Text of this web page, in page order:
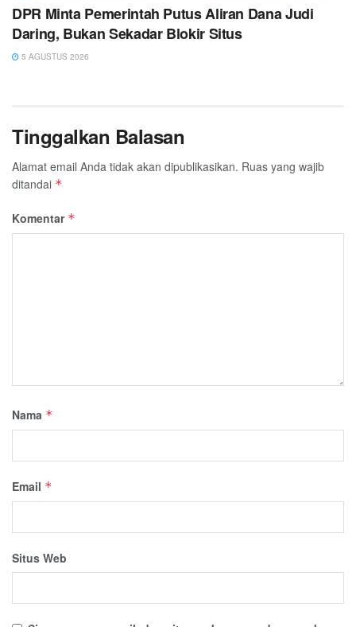
DPR Minta Pemerintah Putus Aliran Dana Judi
Daring, Bukan Sekadar Blokir Situs
5 AGUSTUS 2026
Tinggalkan Balasan
Alamat email Anda tidak akan dipublikasikan. Ruas yang wajib
ditandai *
Komentar *
Nama *
Email *
Situs Web